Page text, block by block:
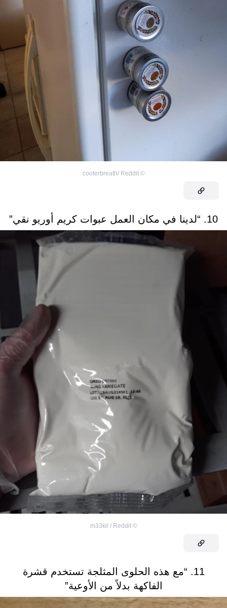
©
cooterbreath/ Reddit
10. “لدينا في مكان العمل عبوات كريم أوريو نقي”
©
m33kil / Reddit
11. “مع هذه الحلوى المثلجة تستخدم قشرة
الفاكهة بدلاً من الأوعية”